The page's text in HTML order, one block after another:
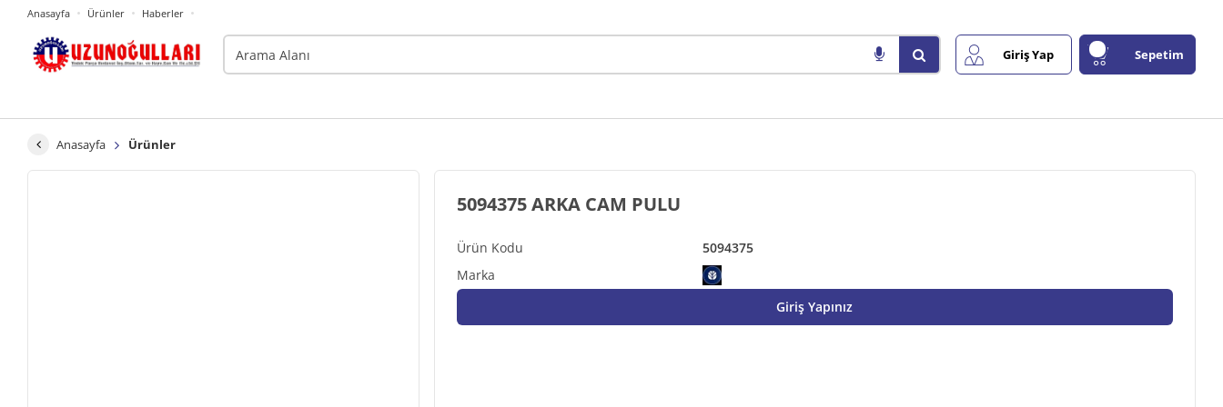
Anasayfa Ürünler Haberler
Giriş Yap Sepetim
Anasayfa Ürünler
5094375
5094375 ARKA CAM PULU
Giriş Yapınız